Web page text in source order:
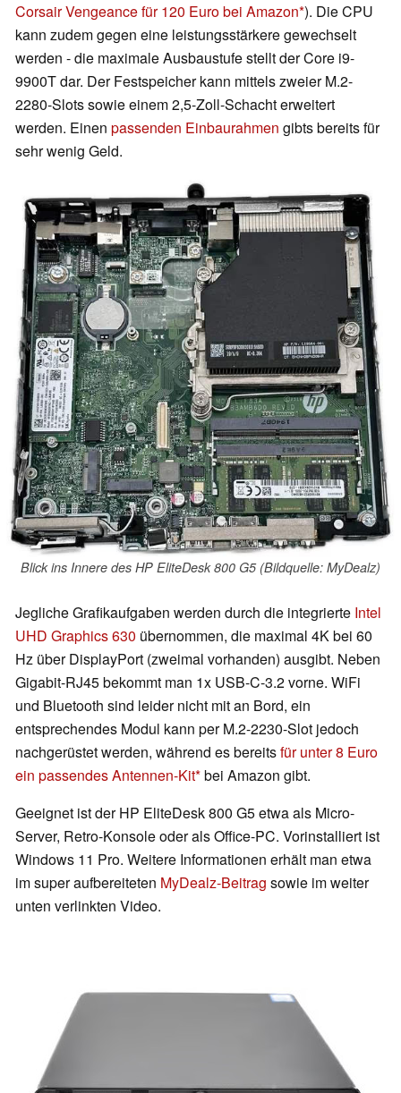
Corsair Vengeance für 120 Euro bei Amazon ). Die CPU
kann zudem gegen eine leistungsstärkere gewechselt
werden - die maximale Ausbaustufe stellt der Core i9-
9900T dar. Der Festspeicher kann mittels zweier M.2-
2280-Slots sowie einem 2,5-Zoll-Schacht erweitert
werden. Einen passenden Einbaurahmen gibts bereits für
sehr wenig Geld.
Blick ins Innere des HP EliteDesk 800 G5 (Bildquelle: MyDealz)
Jegliche Grafikaufgaben werden durch die integrierte Intel
UHD Graphics 630 übernommen, die maximal 4K bei 60
Hz über DisplayPort (zweimal vorhanden) ausgibt. Neben
Gigabit-RJ45 bekommt man 1x USB-C-3.2 vorne. WiFi
und Bluetooth sind leider nicht mit an Bord, ein
entsprechendes Modul kann per M.2-2230-Slot jedoch
nachgerüstet werden, während es bereitsfür unter 8 Euro
ein passendes Antennen-Kit bei Amazon gibt.
Geeignet ist der HP EliteDesk 800 G5 etwa als Micro-
Server, Retro-Konsole oder als Office-PC. Vorinstalliert ist
Windows 11 Pro. Weitere Informationen erhält man etwa
im super aufbereiteten MyDealz-Beitrag sowie im weiter
unten verlinkten Video.